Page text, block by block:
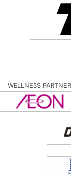
WELLNESS PARTNER